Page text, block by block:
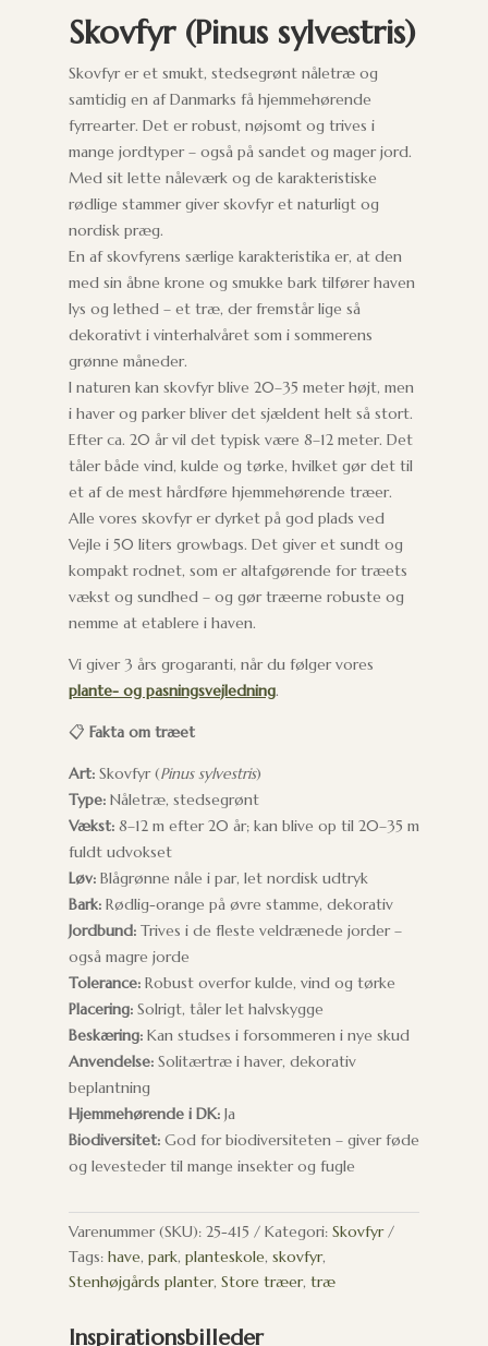
Skovfyr (Pinus sylvestris)
Skovfyr er et smukt, stedsegrønt nåletræ og
samtidig en af Danmarks få hjemmehørende
fyrrearter. Det er robust, nøjsomt og trives i
mange jordtyper – også på sandet og mager jord.
Med sit lette nåleværk og de karakteristiske
rødlige stammer giver skovfyr et naturligt og
nordisk præg.
En af skovfyrens særlige karakteristika er, at den
med sin åbne krone og smukke bark tilfører haven
lys og lethed – et træ, der fremstår lige så
dekorativt i vinterhalvåret som i sommerens
grønne måneder.
I naturen kan skovfyr blive 20–35 meter højt, men
i haver og parker bliver det sjældent helt så stort.
Efter ca. 20 år vil det typisk være 8–12 meter. Det
tåler både vind, kulde og tørke, hvilket gør det til
et af de mest hårdføre hjemmehørende træer.
Alle vores skovfyr er dyrket på god plads ved
Vejle i 50 liters growbags. Det giver et sundt og
kompakt rodnet, som er altafgørende for træets
vækst og sundhed – og gør træerne robuste og
nemme at etablere i haven.
Vi giver 3 års grogaranti, når du følger vores
plante- og pasningsvejledning.
📋 Fakta om træet
Art:Skovfyr (Pinus sylvestris)
Type:Nåletræ, stedsegrønt
Vækst:8–12 m efter 20 år; kan blive op til 20–35 m
fuldt udvokset
Løv:Blågrønne nåle i par, let nordisk udtryk
Bark:Rødlig-orange på øvre stamme, dekorativ
Jordbund:Trives i de fleste veldrænede jorder –
også magre jorde
Tolerance:Robust overfor kulde, vind og tørke
Placering:Solrigt, tåler let halvskygge
Beskæring:Kan studses i forsommeren i nye skud
Anvendelse:Solitærtræ i haver, dekorativ
beplantning
Hjemmehørende i DK:Ja
Biodiversitet:God for biodiversiteten – giver føde
og levesteder til mange insekter og fugle
Varenummer (SKU): 25-415 Kategori: Skovfyr
Tags: have, park, planteskole, skovfyr,
Stenhøjgårds planter, Store træer, træ
Inspirationsbilleder